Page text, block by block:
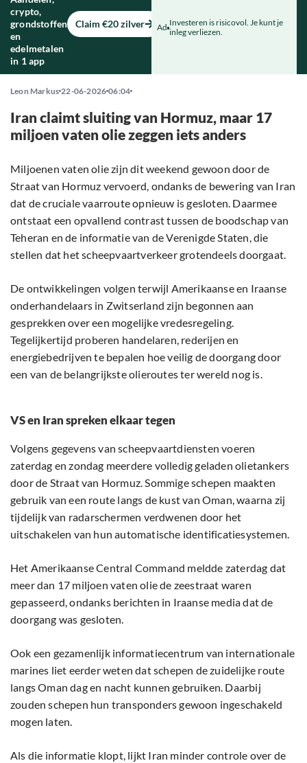
crypto,
grondstoffen
en
edelmetalen
in 1 app
Claim €20 zilver Ad Investeren is risicovol. Je kunt je
inleg verliezen.
Leon Markus 22-06-2026 06:04
Iran claimt sluiting van Hormuz, maar 17
miljoen vaten olie zeggen iets anders
Miljoenen vaten olie zijn dit weekend gewoon door de
Straat van Hormuz vervoerd, ondanks de bewering van Iran
dat de cruciale vaarroute opnieuw is gesloten. Daarmee
ontstaat een opvallend contrast tussen de boodschap van
Teheran en de informatie van de Verenigde Staten, die
stellen dat het scheepvaartverkeer grotendeels doorgaat.
De ontwikkelingen volgen terwijl Amerikaanse en Iraanse
onderhandelaars in Zwitserland zijn begonnen aan
gesprekken over een mogelijke vredesregeling.
Tegelijkertijd proberen handelaren, rederijen en
energiebedrijven te bepalen hoe veilig de doorgang door
een van de belangrijkste olieroutes ter wereld nog is.
VS en Iran spreken elkaar tegen
Volgens gegevens van scheepvaartdiensten voeren
zaterdag en zondag meerdere volledig geladen olietankers
door de Straat van Hormuz. Sommige schepen maakten
gebruik van een route langs de kust van Oman, waarna zij
tijdelijk van radarschermen verdwenen door het
uitschakelen van hun automatische identificatiesystemen.
Het Amerikaanse Central Command meldde zaterdag dat
meer dan 17 miljoen vaten olie de zeestraat waren
gepasseerd, ondanks berichten in Iraanse media dat de
doorgang was gesloten.
Ook een gezamenlijk informatiecentrum van internationale
marines liet eerder weten dat schepen de zuidelijke route
langs Oman dag en nacht kunnen gebruiken. Daarbij
zouden schepen hun transponders gewoon ingeschakeld
mogen laten.
Als die informatie klopt, lijkt Iran minder controle over de